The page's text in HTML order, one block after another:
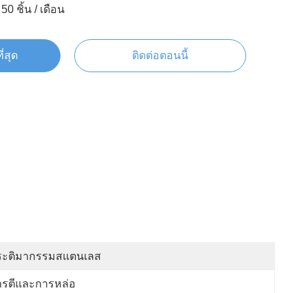
50 ชิ้น / เดือน
สุด ติดต่อตอนนี้
ะติมากรรมสแตนเลส
รตีและการหล่อ